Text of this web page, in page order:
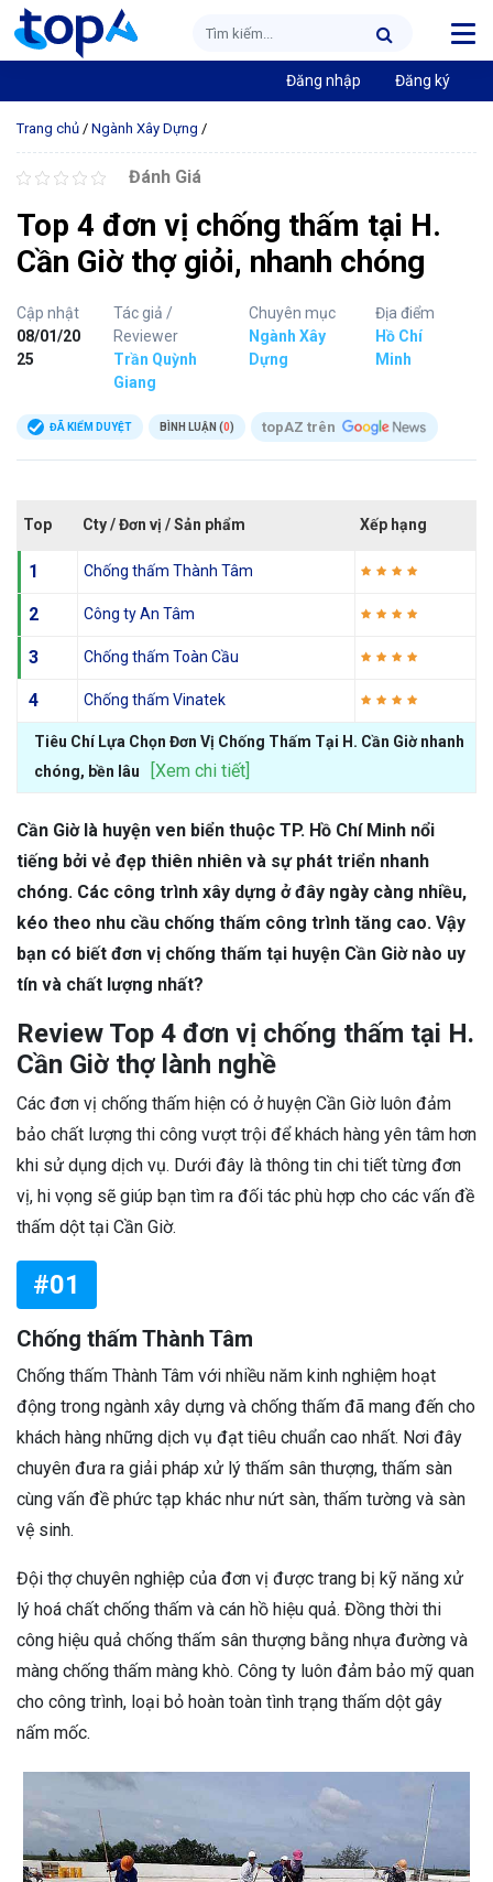
Đăng nhập Đăng ký
Trang chủ / Ngành Xây Dựng /
Đánh Giá
Top 4 đơn vị chống thấm tại H.
Cần Giờ thợ giỏi, nhanh chóng
Cập nhật
08/01/20
25
Tác giả /
Reviewer
Trần Quỳnh
Giang
Chuyên mục
Ngành Xây
Dựng
Địa điểm
Hồ Chí
Minh
ĐÃ KIỂM DUYỆT BÌNH LUẬN (0) topAZ trên
Top Cty / Đơn vị / Sản phẩm Xếp hạng
1 Chống thấm Thành Tâm
2 Công ty An Tâm
3 Chống thấm Toàn Cầu
4 Chống thấm Vinatek
Tiêu Chí Lựa Chọn Đơn Vị Chống Thấm Tại H. Cần Giờ nhanh
chóng, bền lâu
[Xem chi tiết]
Cần Giờ là huyện ven biển thuộc TP. Hồ Chí Minh nổi
tiếng bởi vẻ đẹp thiên nhiên và sự phát triển nhanh
chóng. Các công trình xây dựng ở đây ngày càng nhiều,
kéo theo nhu cầu chống thấm công trình tăng cao. Vậy
bạn có biết đơn vị chống thấm tại huyện Cần Giờ nào uy
tín và chất lượng nhất?
Review Top 4 đơn vị chống thấm tại H.
Cần Giờ thợ lành nghề
Các đơn vị chống thấm hiện có ở huyện Cần Giờ luôn đảm
bảo chất lượng thi công vượt trội để khách hàng yên tâm hơn
khi sử dụng dịch vụ. Dưới đây là thông tin chi tiết từng đơn
vị, hi vọng sẽ giúp bạn tìm ra đối tác phù hợp cho các vấn đề
thấm dột tại Cần Giờ.
#01
Chống thấm Thành Tâm
Chống thấm Thành Tâm với nhiều năm kinh nghiệm hoạt
động trong ngành xây dựng và chống thấm đã mang đến cho
khách hàng những dịch vụ đạt tiêu chuẩn cao nhất. Nơi đây
chuyên đưa ra giải pháp xử lý thấm sân thượng, thấm sàn
cùng vấn đề phức tạp khác như nứt sàn, thấm tường và sàn
vệ sinh.
Đội thợ chuyên nghiệp của đơn vị được trang bị kỹ năng xử
lý hoá chất chống thấm và cán hồ hiệu quả. Đồng thời thi
công hiệu quả chống thấm sân thượng bằng nhựa đường và
màng chống thấm màng khò. Công ty luôn đảm bảo mỹ quan
cho công trình, loại bỏ hoàn toàn tình trạng thấm dột gây
nấm mốc.